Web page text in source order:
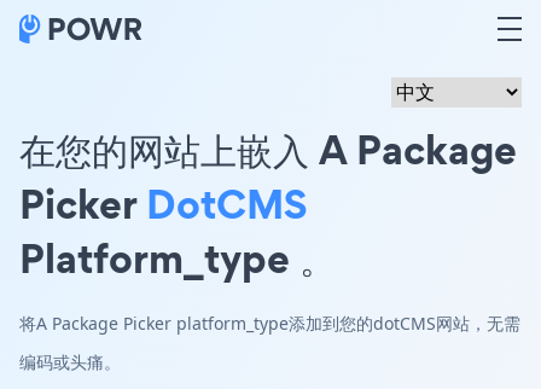
在您的网站上嵌入 A Package
PickerDotCMS
Platform_type 。
将A Package Picker platform_type添加到您的dotCMS网站，无需
编码或头痛。